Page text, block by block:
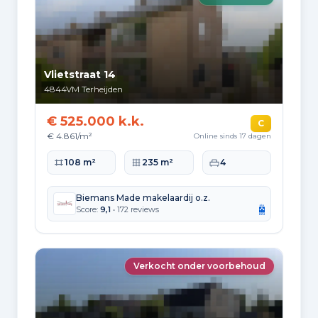
5.540
Buiten Europa
Woningvoorraad en
bouwperiodes
Soorten woningen
Hoekwoningen 558
Appartementen 384
Vrijstaande woningen 407
Twee-onder-één-kap woningen 387
Vlietstraat 14
4844VM Terheijden
€ 525.000 k.k.
€ 4.861/m²
C
Online sinds 17 dagen
Woonoppervlakte
108 m² Perceeloppervlakte
235 m² Slaapkamers
4
Biemans Made makelaardij o.z.
Score: 9,1 • 172 reviews
Verkocht onder voorbehoud